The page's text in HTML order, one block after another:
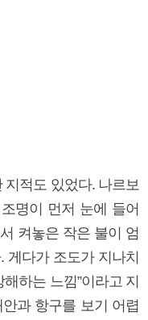
적도 있었다. 나르보
명이 먼저 눈에 들어
켜놓은 작은 불이 엄
게다가 조도가 지나치
하는 느낌”이라고 지
과 항구를 보기 어렵